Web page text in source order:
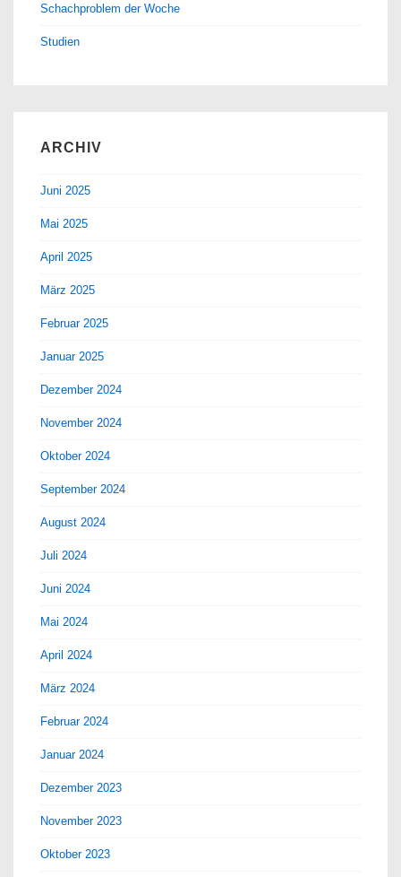
Schachproblem der Woche
Studien
ARCHIV
Juni 2025
Mai 2025
April 2025
März 2025
Februar 2025
Januar 2025
Dezember 2024
November 2024
Oktober 2024
September 2024
August 2024
Juli 2024
Juni 2024
Mai 2024
April 2024
März 2024
Februar 2024
Januar 2024
Dezember 2023
November 2023
Oktober 2023